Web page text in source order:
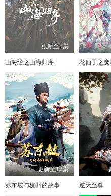
173 174
177 178
181 182
185 186
189 190
193 194
197 198
201
133 134
137 138
141 142
145 146
149 150
153 154
157 158
161 162
165 166
169 170
93 94
98
101 102
105 106
109 110
113 114
117 118
121 122
125 126
129 130
更新至8集
山海经之山海归序 花仙子之魔
更新至17集
苏东坡与杭州的故事 逆天至尊